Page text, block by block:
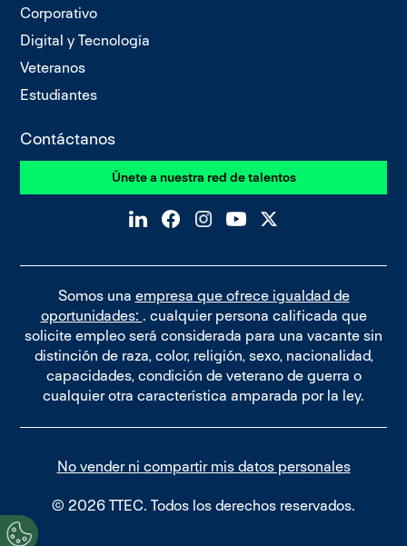
Corporativo
Digital y Tecnología
Veteranos
Estudiantes
Contáctanos
Únete a nuestra red de talentos
Somos una empresa que ofrece igualdad de
oportunidades: . cualquier persona calificada que
solicite empleo será considerada para una vacante sin
distinción de raza, color, religión, sexo, nacionalidad,
capacidades, condición de veterano de guerra o
cualquier otra característica amparada por la ley.
No vender ni compartir mis datos personales
© 2026 TTEC. Todos los derechos reservados.